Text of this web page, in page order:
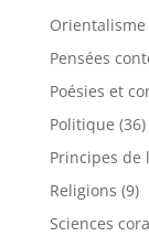
Orientalisme
Pensées
Poésies et
Politique (36)
Principes de
Religions (9)
Sciences